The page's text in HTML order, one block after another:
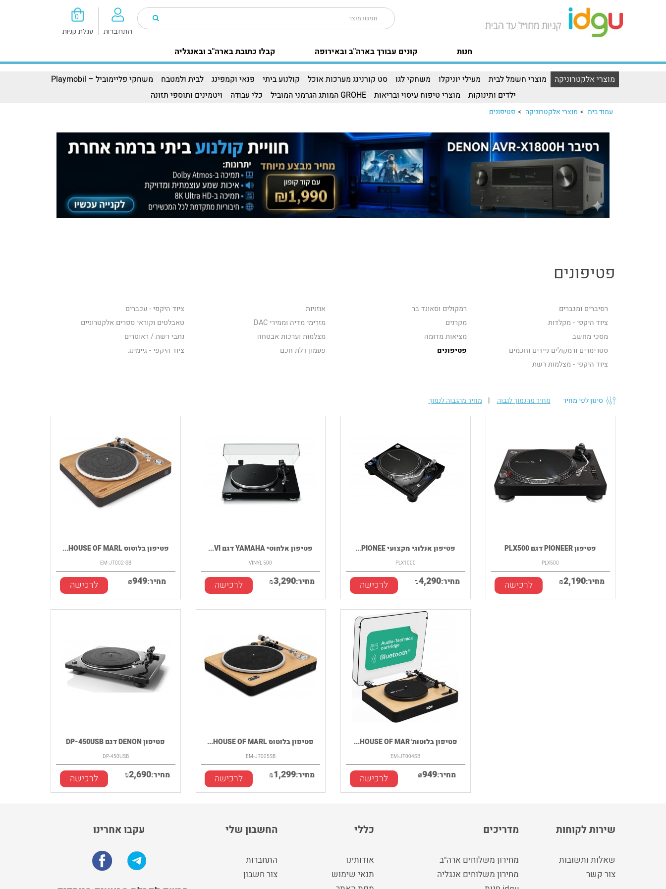
0
עגלת קניות התחברות
קבלו כתובת בארה"ב ובאנגליה קונים עבורך בארה"ב ובאירופה חנות
מוצרי אלקטרוניקה מוצרי חשמל לבית מעילי יוניקלו משחקי לגו סט קורנינג מערכות אוכל קולנוע ביתי פנאי וקמפינג לבית ולמטבח
משחקי פליימוביל – Playmobil
ילדים ותינוקות
מוצרי טיפוח עיסוי ובריאות GROHE המותג הגרמני המוביל כלי עבודה ויטמינים ותוספי תזונה
עמוד בית > מוצרי אלקטרוניקה > פטיפונים
פטיפונים
רסיברים ומגברים רמקולים וסאונד בר אוזניות
ציוד היקפי - עכברים
ציוד היקפי - מקלדות
מקרנים מזרימי מדיה וממירי DAC
טאבלטים וקוראי ספרים אלקטרוניים
מסכי מחשב
מציאות מדומה מצלמות וערכות אבטחה
נתבי רשת / ראוטרים
סטרימרים ורמקולים ניידים וחכמים
פטיפונים פעמון דלת חכם
ציוד היקפי - גיימינג
ציוד היקפי - מצלמות רשת
סינון לפי מחיר מחיר מהנמוך לגבוה | מחיר מהגבוה לנמוך
פטיפון בלוטוס HOUSE OF MARL...
EM-JT002-SB
מחיר: ₪949 לרכישה
פטיפון אלחוטי YAMAHA דגם VI...
VINYL 500
מחיר: ₪3,290 לרכישה
פטיפון אנלוגי מקצועי PIONEE...
PLX1000
מחיר: ₪4,290 לרכישה
פטיפון PIONEER דגם PLX500
PLX500
מחיר: ₪2,190 לרכישה
פטיפון DENON דגם DP-450USB
DP-450USB
מחיר: ₪2,690 לרכישה
פטיפון בלוטוס HOUSE OF MARL...
EM-JT005SB
מחיר: ₪1,299 לרכישה
פטיפון בלוטות' HOUSE OF MAR...
EM-JT004SB
מחיר: ₪949 לרכישה
עקבו אחרינו החשבון שלי
התחברות
צור חשבון
כללי
אודותינו
תנאי שימוש
מדריכים
מחירון משלוחים ארה"ב
מחירון משלוחים אנגליה
שירות לקוחות
שאלות ותשובות
צור קשר